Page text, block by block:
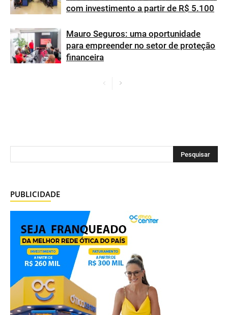
com investimento a partir de R$ 5.100
Mauro Seguros: uma oportunidade
para empreender no setor de proteção
financeira
PUBLICIDADE